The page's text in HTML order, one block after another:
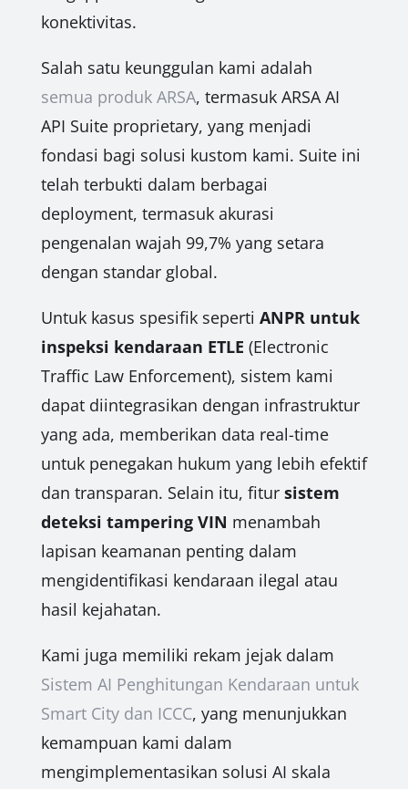
konektivitas.
Salah satu keunggulan kami adalah
semua produk ARSA, termasuk ARSA AI
API Suite proprietary, yang menjadi
fondasi bagi solusi kustom kami. Suite ini
telah terbukti dalam berbagai
deployment, termasuk akurasi
pengenalan wajah 99,7% yang setara
dengan standar global.
Untuk kasus spesifik seperti ANPR untuk
inspeksi kendaraan ETLE (Electronic
Traffic Law Enforcement), sistem kami
dapat diintegrasikan dengan infrastruktur
yang ada, memberikan data real-time
untuk penegakan hukum yang lebih efektif
dan transparan. Selain itu, fitur sistem
deteksi tampering VIN menambah
lapisan keamanan penting dalam
mengidentifikasi kendaraan ilegal atau
hasil kejahatan.
Kami juga memiliki rekam jejak dalam
Sistem AI Penghitungan Kendaraan untuk
Smart City dan ICCC, yang menunjukkan
kemampuan kami dalam
mengimplementasikan solusi AI skala